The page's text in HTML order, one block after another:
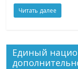
Читать далее
Единый